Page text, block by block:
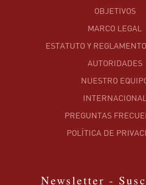
OBJETIVOS
MARCO LEGAL
ESTATUTO Y
AUTORIDADES
NUESTRO
INTERNACIONAL
PREGUNTAS
POLÍTICA DE
Newsletter -